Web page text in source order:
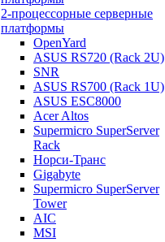
2-процессорные серверные
платформы
OpenYard
ASUS RS720 (Rack 2U)
SNR
ASUS RS700 (Rack 1U)
ASUS ESC8000
Acer Altos
Supermicro SuperServer
Rack
Норси-Транс
Gigabyte
Supermicro SuperServer
Tower
AIC
MSI